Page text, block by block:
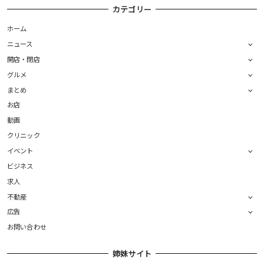
カテゴリー
ホーム
ニュース
開店・閉店
グルメ
まとめ
お店
動画
クリニック
イベント
ビジネス
求人
不動産
広告
お問い合わせ
姉妹サイト